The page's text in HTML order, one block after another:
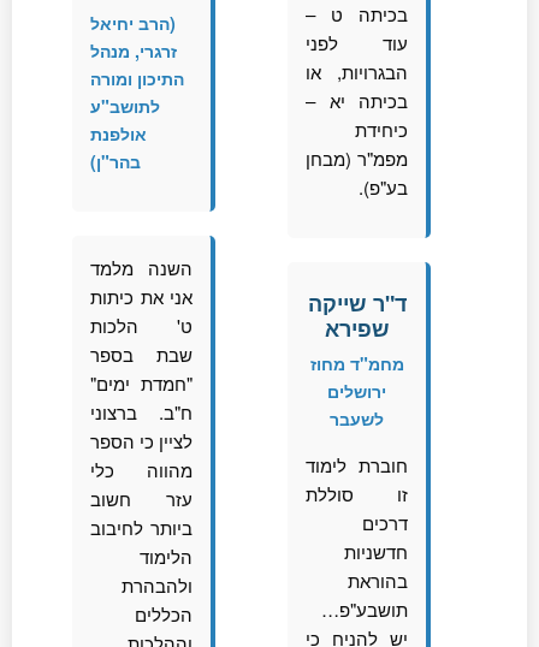
בכיתה ט –
עוד לפני
הבגרויות, או
בכיתה יא –
כיחידת
מפמ"ר (מבחן
בע"פ).
ד"ר שייקה
שפירא
מחמ"ד מחוז
ירושלים
לשעבר
חוברת לימוד
זו סוללת
דרכים
חדשניות
בהוראת
תושבע"פ…
יש להניח כי
(הרב יחיאל
זרגרי, מנהל
התיכון ומורה
לתושב"ע
אולפנת
בהר"ן)
השנה מלמד
אני את כיתות
ט' הלכות
שבת בספר
"חמדת ימים"
ח"ב. ברצוני
לציין כי הספר
מהווה כלי
עזר חשוב
ביותר לחיבוב
הלימוד
ולהבהרת
הכללים